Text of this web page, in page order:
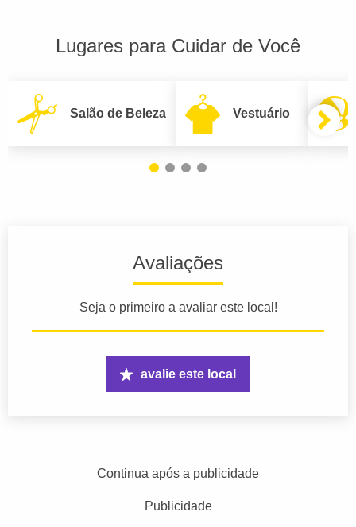
Lugares para Cuidar de Você
Salão de Beleza Vestuário
Avaliações
Seja o primeiro a avaliar este local!
avalie este local
Continua após a publicidade
Publicidade